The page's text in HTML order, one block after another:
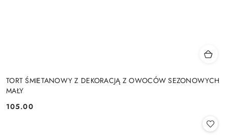
TORT ŚMIETANOWY Z DEKORACJĄ Z OWOCÓW SEZONOWYCH
MAŁY
Cena:
105.00